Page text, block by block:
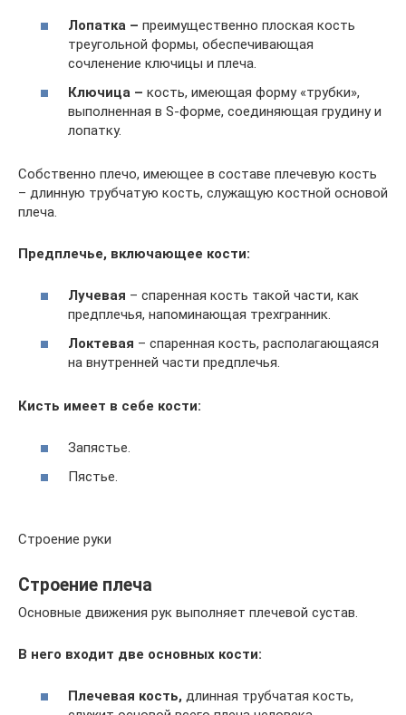
Лопатка – преимущественно плоская кость
треугольной формы, обеспечивающая
сочленение ключицы и плеча.
Ключица – кость, имеющая форму «трубки»,
выполненная в S-форме, соединяющая грудину и
лопатку.
Собственно плечо, имеющее в составе плечевую кость
– длинную трубчатую кость, служащую костной основой
плеча.
Предплечье, включающее кости:
Лучевая – спаренная кость такой части, как
предплечья, напоминающая трехгранник.
Локтевая – спаренная кость, располагающаяся
на внутренней части предплечья.
Кисть имеет в себе кости:
Запястье.
Пястье.
Строение руки
Строение плеча
Основные движения рук выполняет плечевой сустав.
В него входит две основных кости:
Плечевая кость, длинная трубчатая кость,